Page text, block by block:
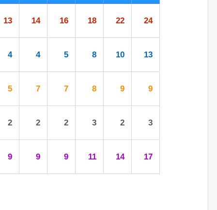
13
4
5
2
9
14
4
7
2
9
16
5
7
2
9
18
8
8
3
11
22
10
9
2
14
24
13
9
3
17